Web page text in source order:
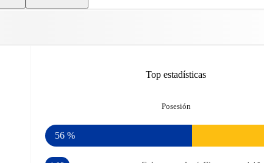
Top estadísticas
Posesión
56 %